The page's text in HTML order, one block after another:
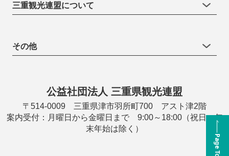
Page Top
三重観光連盟について
その他
公益社団法人 三重県観光連盟
〒514-0009 三重県津市羽所町700 アスト津2階
案内受付：月曜日から金曜日まで 9:00～18:00（祝日・年
末年始は除く）